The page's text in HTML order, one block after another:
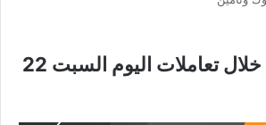
أسعار العملات خلال تعاملات اليوم السبت 22